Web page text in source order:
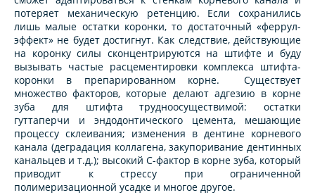
потеряет механическую ретенцию. Если сохранились
лишь малые остатки коронки, то достаточный «феррул-
эффект» не будет достигнут. Как следствие, действующие
на коронку силы сконцентрируются на штифте и буду
вызывать частые расцементировки комплекса штифта-
коронки в препарированном корне. Существует
множество факторов, которые делают адгезию в корне
зуба для штифта трудноосуществимой: остатки
гуттаперчи и эндодонтического цемента, мешающие
процессу склеивания; изменения в дентине корневого
канала (деградация коллагена, закупоривание дентинных
канальцев и т.д.); высокий С-фактор в корне зуба, который
приводит к стрессу при ограниченной
полимеризационной усадке и многое другое.